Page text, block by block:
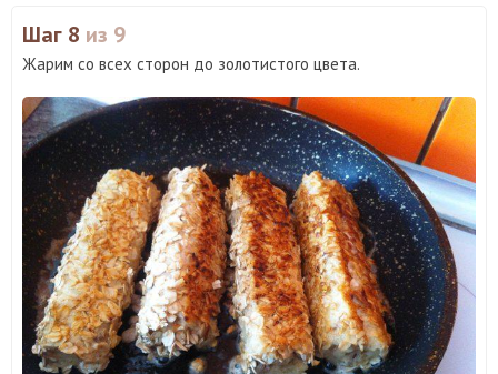
Шаг 8 из 9
Жарим со всех сторон до золотистого цвета.